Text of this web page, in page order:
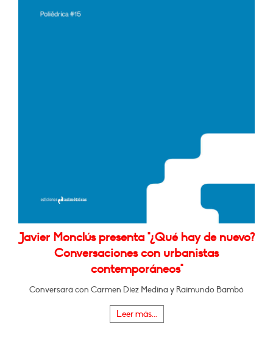
Javier Monclús presenta "¿Qué hay de nuevo?
Conversaciones con urbanistas
contemporáneos"
Conversará con Carmen Díez Medina y Raimundo Bambó
Leer más...